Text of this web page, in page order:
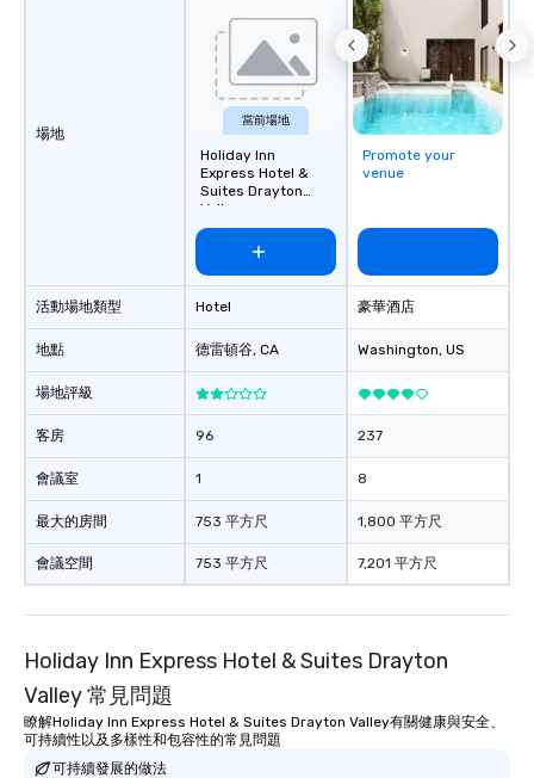
場地
活動場地類型
地點
場地評級
客房
會議室
最大的房間
會議空間
當前場地
Holiday Inn
Express Hotel &
Suites Drayton
Valley
Hotel
德雷頓谷, CA
96
1
753 平方尺
753 平方尺
Promote your
venue
豪華酒店
Washington, US
237
8
1,800 平方尺
7,201 平方尺
Holiday Inn Express Hotel & Suites Drayton
Valley 常見問題
瞭解Holiday Inn Express Hotel & Suites Drayton Valley有關健康與安全、
可持續性以及多樣性和包容性的常見問題
可持續發展的做法